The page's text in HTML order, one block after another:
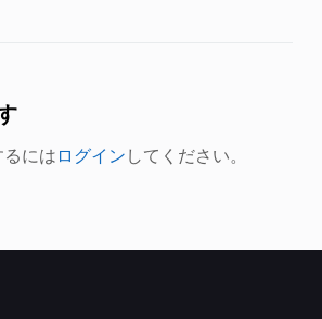
にはログイン してください。